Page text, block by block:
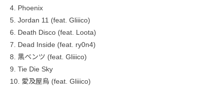
4. Phoenix
5. Jordan 11 (feat. Gliiico)
6. Death Disco (feat. Loota)
7. Dead Inside (feat. ry0n4)
8. 黒ベンツ (feat. Gliiico)
9. Tie Die Sky
10. 愛及屋烏 (feat. Gliiico)